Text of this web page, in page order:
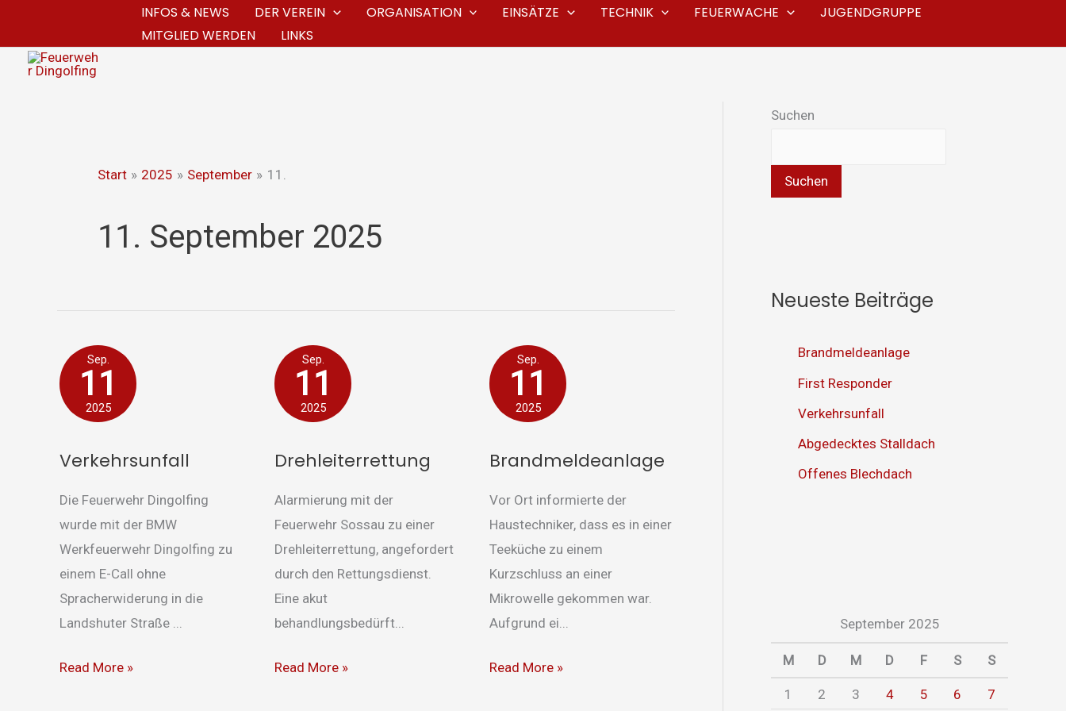
springen
INFOS & NEWS DER VEREIN ORGANISATION EINSÄTZE TECHNIK FEUERWACHE
JUGENDGRUPPE
MITGLIED WERDEN
LINKS
Start 2025 September 11.
11. September 2025
Sep.
11
2025
Verkehrsunfall
Die Feuerwehr Dingolfing
wurde mit der BMW
Werkfeuerwehr Dingolfing zu
einem E-Call ohne
Spracherwiderung in die
Landshuter Straße ...
Verkehrsunfall
Read More »
Sep.
11
2025
Drehleiterrettung
Alarmierung mit der
Feuerwehr Sossau zu einer
Drehleiterrettung, angefordert
durch den Rettungsdienst.
Eine akut
behandlungsbedürft...
Drehleiterrettung
Read More »
Sep.
11
2025
Brandmeldeanlage
Vor Ort informierte der
Haustechniker, dass es in einer
Teeküche zu einem
Kurzschluss an einer
Mikrowelle gekommen war.
Aufgrund ei...
Brandmeldeanlage
Read More »
Suchen
Suchen
Neueste Beiträge
Brandmeldeanlage
First Responder
Verkehrsunfall
Abgedecktes Stalldach
Offenes Blechdach
September 2025
M D M D F S S
1 2 3 4 5 6
7